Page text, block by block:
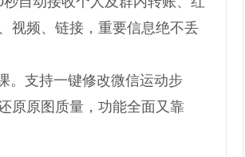
视频、链接，重要信息绝不丢
。支持一键修改微信运动步
原原图质量，功能全面又靠